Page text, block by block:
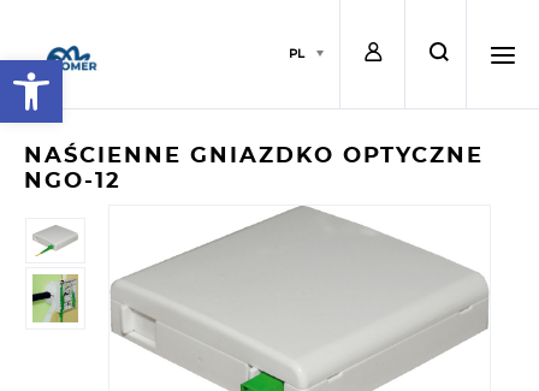
Open toolbar PL
n c
NAŚCIENNE GNIAZDKO OPTYCZNE
NGO-12